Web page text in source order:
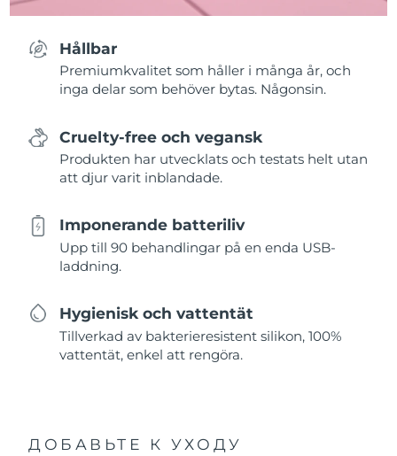
Hållbar
Premiumkvalitet som håller i många år, och
inga delar som behöver bytas. Någonsin.
Cruelty-free och vegansk
Produkten har utvecklats och testats helt utan
att djur varit inblandade.
Imponerande batteriliv
Upp till 90 behandlingar på en enda USB-
laddning.
Hygienisk och vattentät
Tillverkad av bakterieresistent silikon, 100%
vattentät, enkel att rengöra.
ДОБАВЬТЕ К УХОДУ